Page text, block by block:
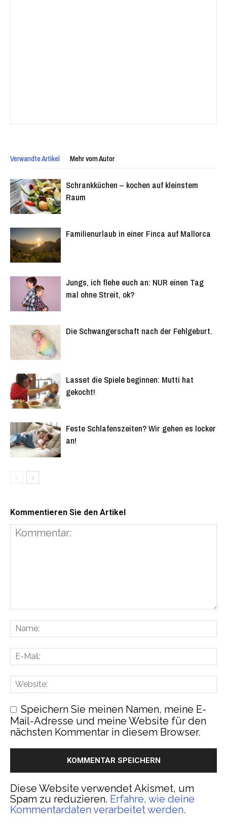
Verwandte Artikel Mehr vom Autor
Schrankküchen – kochen auf kleinstem
Raum
Familienurlaub in einer Finca auf Mallorca
Jungs, ich flehe euch an: NUR einen Tag
mal ohne Streit, ok?
Die Schwangerschaft nach der Fehlgeburt.
Lasset die Spiele beginnen: Mutti hat
gekocht!
Feste Schlafenszeiten? Wir gehen es locker
an!
Kommentieren Sie den Artikel
Speichern Sie meinen Namen, meine E-
Mail-Adresse und meine Website für den
nächsten Kommentar in diesem Browser.
Diese Website verwendet Akismet, um
Spam zu reduzieren. Erfahre, wie deine
Kommentardaten verarbeitet werden.